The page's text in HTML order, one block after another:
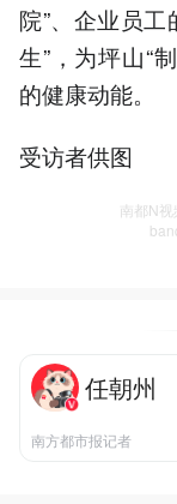
院”、企业员工
生”，为坪山“
的健康动能。
受访者供图
南都N
任朝州
南方都市报记者